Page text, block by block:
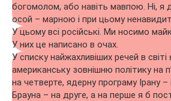
богомолом, або навіть мавпою. Ні, я
осой – марною і при цьому
У цьому всі російські. Ми носимо
У них це написано в очах.
У списку найжахливіших речей в
американську зовнішню політику на
на четверте, ядерну програму Ірану
Брауна – на друге, а на перше я б